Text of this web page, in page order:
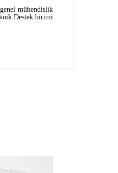
mühendislik
Destek birimi